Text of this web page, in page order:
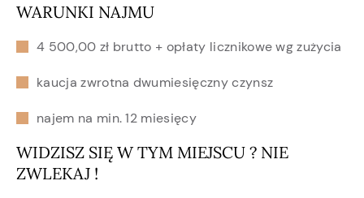
WARUNKI NAJMU
4 500,00 zł brutto + opłaty licznikowe wg zużycia
kaucja zwrotna dwumiesięczny czynsz
najem na min. 12 miesięcy
WIDZISZ SIĘ W TYM MIEJSCU ? NIE
ZWLEKAJ !